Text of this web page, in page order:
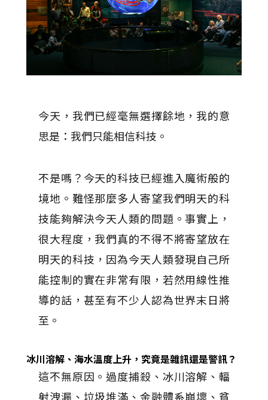
今天，我們已經毫無選擇餘地，我的意
思是：我們只能相信科技。
不是嗎？今天的科技已經進入魔術般的
境地。難怪那麼多人寄望我們明天的科
技能夠解決今天人類的問題。事實上，
很大程度，我們真的不得不將寄望放在
明天的科技，因為今天人類發現自己所
能控制的實在非常有限，若然用線性推
導的話，甚至有不少人認為世界末日將
至。
冰川溶解、海水溫度上升，究竟是雜訊還是警訊？
這不無原因。過度捕殺、冰川溶解、輻
射洩漏、垃圾堆滿、金融體系崩壞、貧